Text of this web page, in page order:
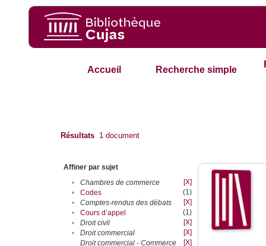
Accueil Recherche simple
Résultats 1 document
Affiner par sujet
•
Chambres de commerce
[X]
•
Codes
(1)
•
Comptes-rendus des débats
[X]
•
Cours d’appel
(1)
•
Droit civil
[X]
•
Droit commercial
[X]
Droit commercial - Commerce
[X]